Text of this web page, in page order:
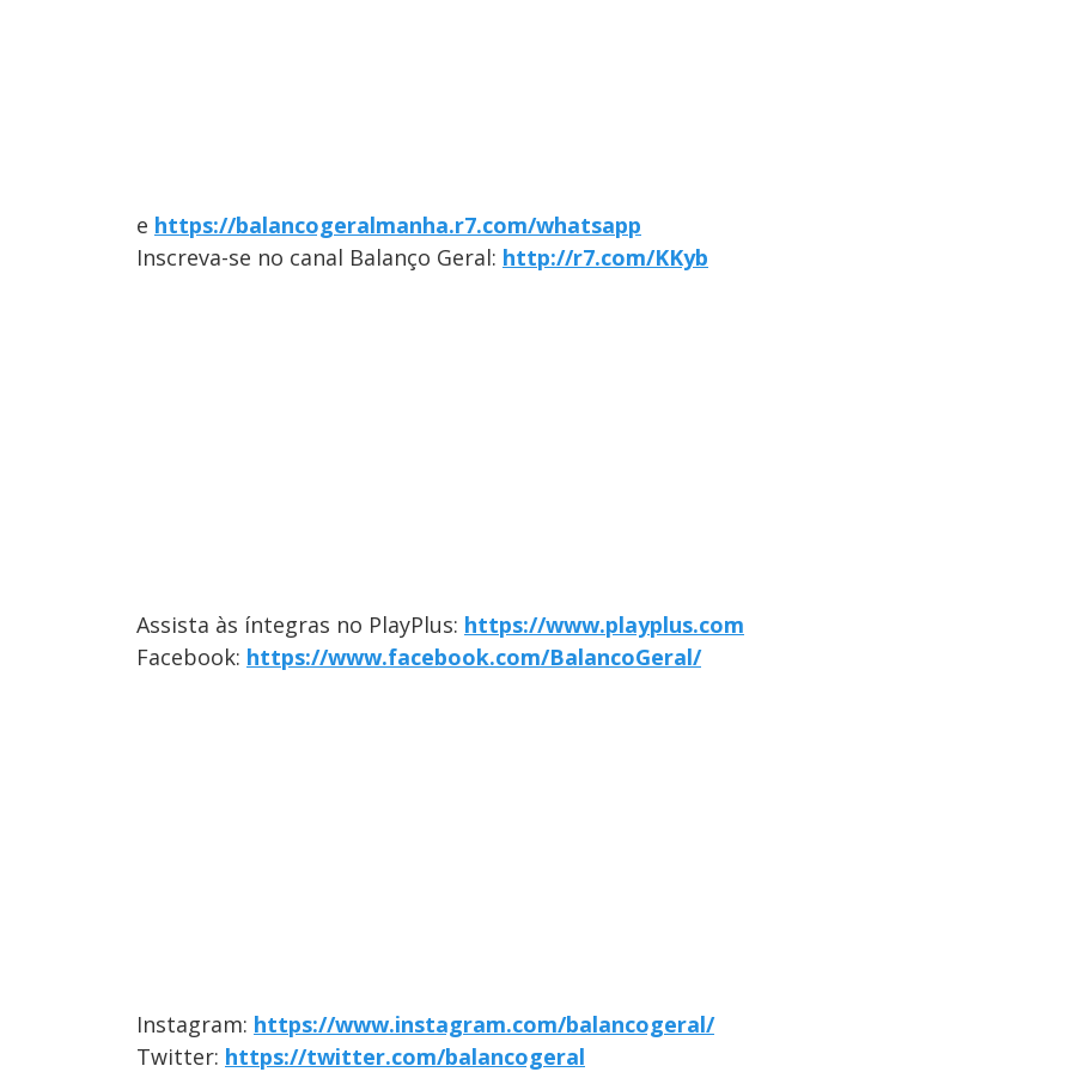
e https://balancogeralmanha.r7.com/whatsapp
Inscreva-se no canal Balanço Geral: http://r7.com/KKyb
Assista às íntegras no PlayPlus: https://www.playplus.com
Facebook: https://www.facebook.com/BalancoGeral/
Instagram: https://www.instagram.com/balancogeral/
Twitter: https://twitter.com/balancogeral